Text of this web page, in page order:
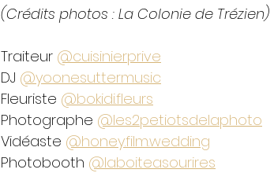
(Crédits photos : La Colonie de Trézien)
Traiteur @cuisinierprive
DJ @yoonesuttermusic
Fleuriste @bokidi.fleurs
Photographe @les2petiotsdelaphoto
Vidéaste @honey.film.wedding
Photobooth @laboiteasourires